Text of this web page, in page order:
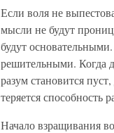
Если воля не
мысли не будут
будут
решительными. Когда
разум становится
теряется способность
Начало взращивания